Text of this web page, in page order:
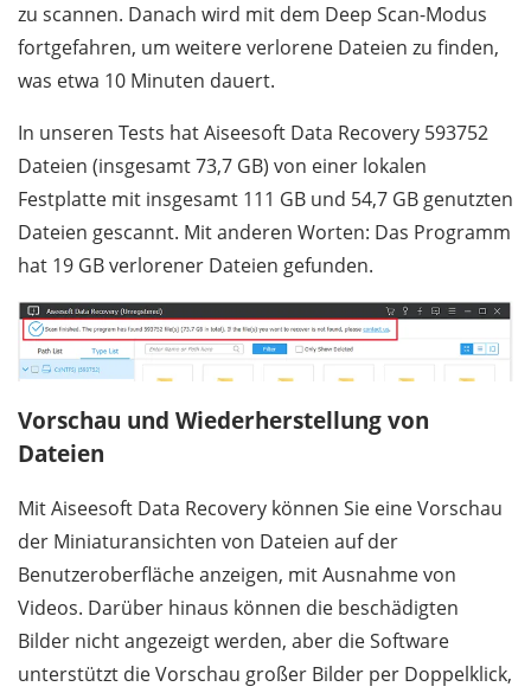
zu scannen. Danach wird mit dem Deep Scan-Modus
fortgefahren, um weitere verlorene Dateien zu finden,
was etwa 10 Minuten dauert.
In unseren Tests hat Aiseesoft Data Recovery 593752
Dateien (insgesamt 73,7 GB) von einer lokalen
Festplatte mit insgesamt 111 GB und 54,7 GB genutzten
Dateien gescannt. Mit anderen Worten: Das Programm
hat 19 GB verlorener Dateien gefunden.
Vorschau und Wiederherstellung von
Dateien
Mit Aiseesoft Data Recovery können Sie eine Vorschau
der Miniaturansichten von Dateien auf der
Benutzeroberfläche anzeigen, mit Ausnahme von
Videos. Darüber hinaus können die beschädigten
Bilder nicht angezeigt werden, aber die Software
unterstützt die Vorschau großer Bilder per Doppelklick,